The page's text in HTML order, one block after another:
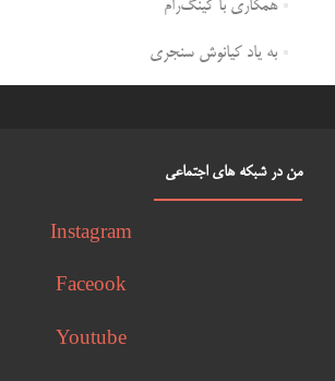
همکاری با کینگ‌رام
به یاد کیانوش سنجری
من در شبکه های اجتماعی
Instagram
Faceook
Youtube